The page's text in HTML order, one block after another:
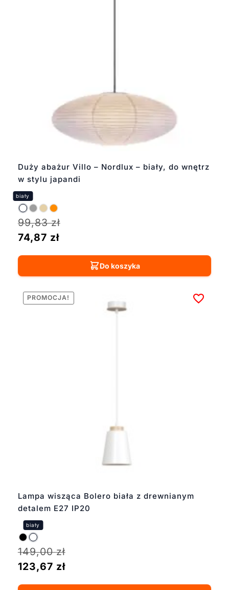
Duży abażur Villo – Nordlux – biały, do wnętrz
w stylu japandi
99,83zł
74,87 zł
Do koszyka
Lampa wisząca Bolero biała z drewnianym
detalem E27 IP20
PROMOCJA!
149,00zł
123,67 zł